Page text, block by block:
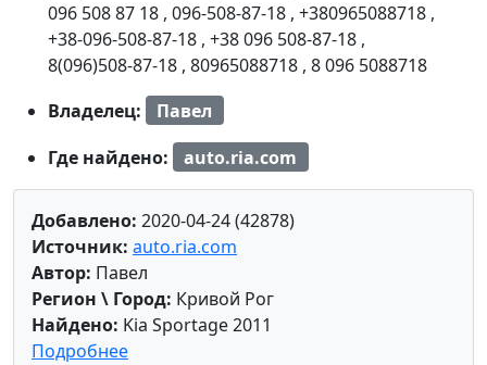
096 508 87 18 , 096-508-87-18 , +380965088718 ,
+38-096-508-87-18 , +38 096 508-87-18 ,
8(096)508-87-18 , 80965088718 , 8 096 5088718
Владелец:
Павел
Где найдено:
auto.ria.com
Добавлено: 2020-04-24 (42878)
Источник: auto.ria.com
Автор: Павел
Регион \ Город: Кривой Рог
Найдено: Kia Sportage 2011
Подробнее